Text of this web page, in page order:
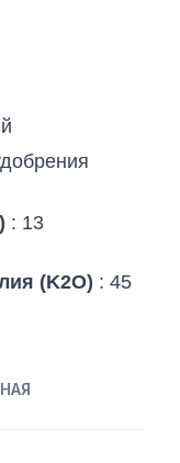
: 13
(K2O) : 45